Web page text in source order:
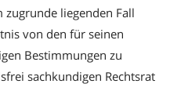
liegenden Fall
von den für seinen
Bestimmungen zu
sachkundigen Rechtsrat